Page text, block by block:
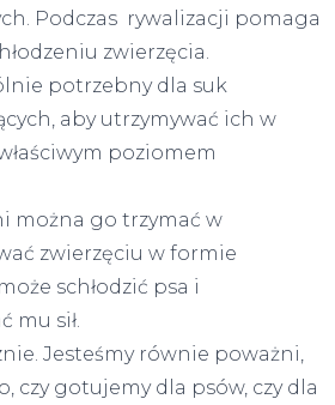
Podczas rywalizacji pomaga
zwierzęcia.
potrzebny dla suk
aby utrzymywać ich w
poziomem
można go trzymać w
zwierzęciu w formie
schłodzić psa i
mu sił.
Jesteśmy równie poważni,
czy gotujemy dla psów, czy dla